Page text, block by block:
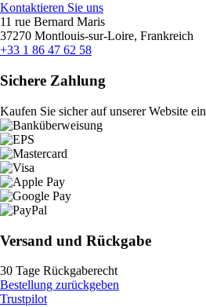
Kontaktieren Sie uns
11 rue Bernard Maris
37270 Montlouis-sur-Loire, Frankreich
+33 1 86 47 62 58
Sichere Zahlung
Kaufen Sie sicher auf unserer Website ein
Versand und Rückgabe
30 Tage Rückgaberecht
Bestellung zurückgeben
Trustpilot